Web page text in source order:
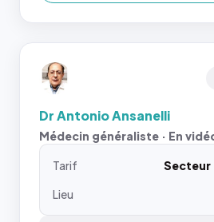
Dr Antonio Ansanelli
Médecin généraliste · En
Tarif Secteur
Lieu